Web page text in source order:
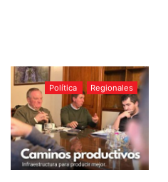
Política Regionales